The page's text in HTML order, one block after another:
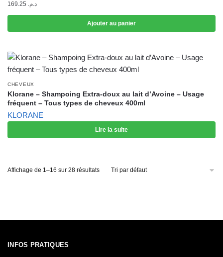
د.م.
Ajouter au panier
CHEVEUX
Klorane – Shampoing Extra-doux au lait d’Avoine – Usage
fréquent – Tous types de cheveux 400ml
KLORANE
Lire la suite
Affichage de 1–16 sur 28 résultats
INFOS PRATIQUES